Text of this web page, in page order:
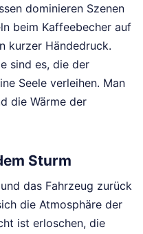
dominieren Szenen
beim Kaffeebecher auf
kurzer Händedruck.
sind es, die der
Seele verleihen. Man
die Wärme der
Sturm
das Fahrzeug zurück
die Atmosphäre der
ist erloschen, die